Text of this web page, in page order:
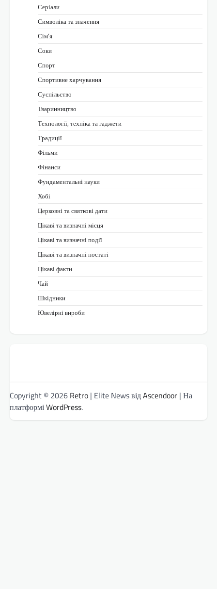
Серіали
Символіка та значення
Сім’я
Соки
Спорт
Спортивне харчування
Суспільство
Тваринництво
Технології, техніка та гаджети
Традиції
Фільми
Фінанси
Фундаментальні науки
Хобі
Церковні та святкові дати
Цікаві та визначні місця
Цікаві та визначні події
Цікаві та визначні постаті
Цікаві факти
Чай
Шкідники
Ювелірні вироби
Copyright © 2026 Retro | Elite News відAscendoor | На
платформіWordPress.